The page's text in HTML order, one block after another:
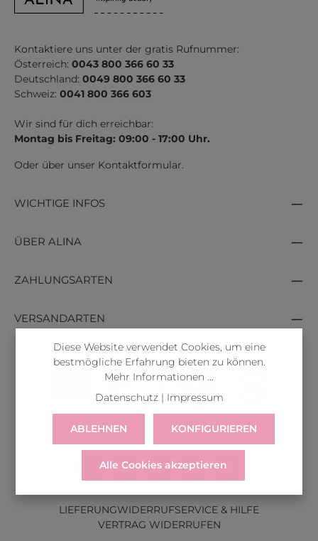
Kontaktiere uns unter der gratis Rufnummer:
Österreich: 0043 800 366 60 33
Deutschland: 0049 800 366 60 33
Schweiz: 0041 800 366 603
Wir sind für dich erreichbar:
Montag bis Freitag: 09:00 - 17:00 Uhr.
Oder über unser Kontaktformular.
WICHTIGE INFOS
ÜBER ALINA
ZAHLUNGSARTEN
VERSANDARTEN
LIEFERUNGWIDERRUFSERVICE & HILFE
VERTRAG WIDERRUFEN
Diese Website verwendet Cookies, um eine
bestmögliche Erfahrung bieten zu können.
Mehr Informationen ...
Datenschutz| Impressum
ABLEHNEN KONFIGURIEREN
Alle Cookies akzeptieren